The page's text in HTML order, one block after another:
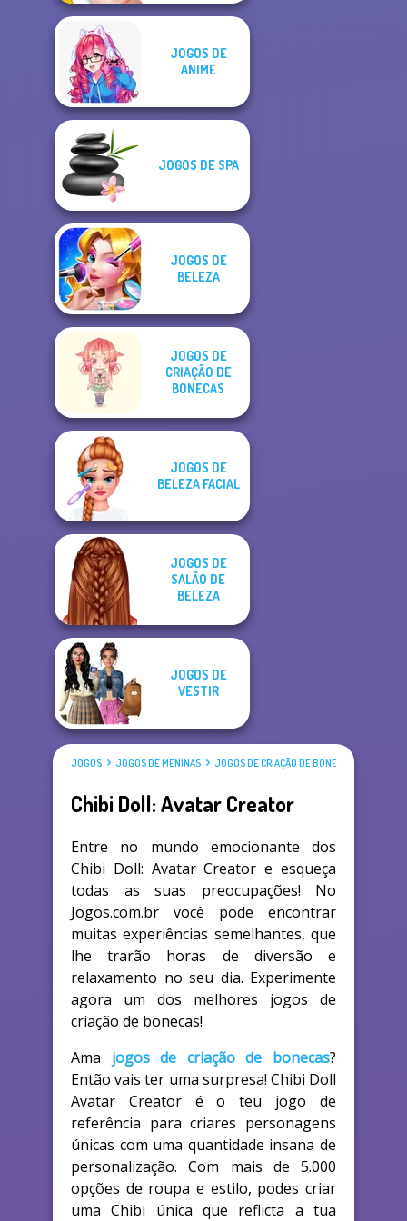
JOGOS DE
ANIME
JOGOS DE SPA
JOGOS DE
BELEZA
JOGOS DE
CRIAÇÃO DE
BONECAS
JOGOS DE
BELEZA FACIAL
JOGOS DE
SALÃO DE
BELEZA
JOGOS DE
VESTIR
JOGOS JOGOS DE MENINAS JOGOS DE CRIAÇÃO DE BONECAS
Chibi Doll: Avatar Creator
Entre no mundo emocionante dos
Chibi Doll: Avatar Creator e esqueça
todas as suas preocupações! No
Jogos.com.br você pode encontrar
muitas experiências semelhantes, que
lhe trarão horas de diversão e
relaxamento no seu dia. Experimente
agora um dos melhores jogos de
criação de bonecas!
Ama jogos de criação de bonecas?
Então vais ter uma surpresa! Chibi Doll
Avatar Creator é o teu jogo de
referência para criares personagens
únicas com uma quantidade insana de
personalização. Com mais de 5.000
opções de roupa e estilo, podes criar
uma Chibi única que reflicta a tua